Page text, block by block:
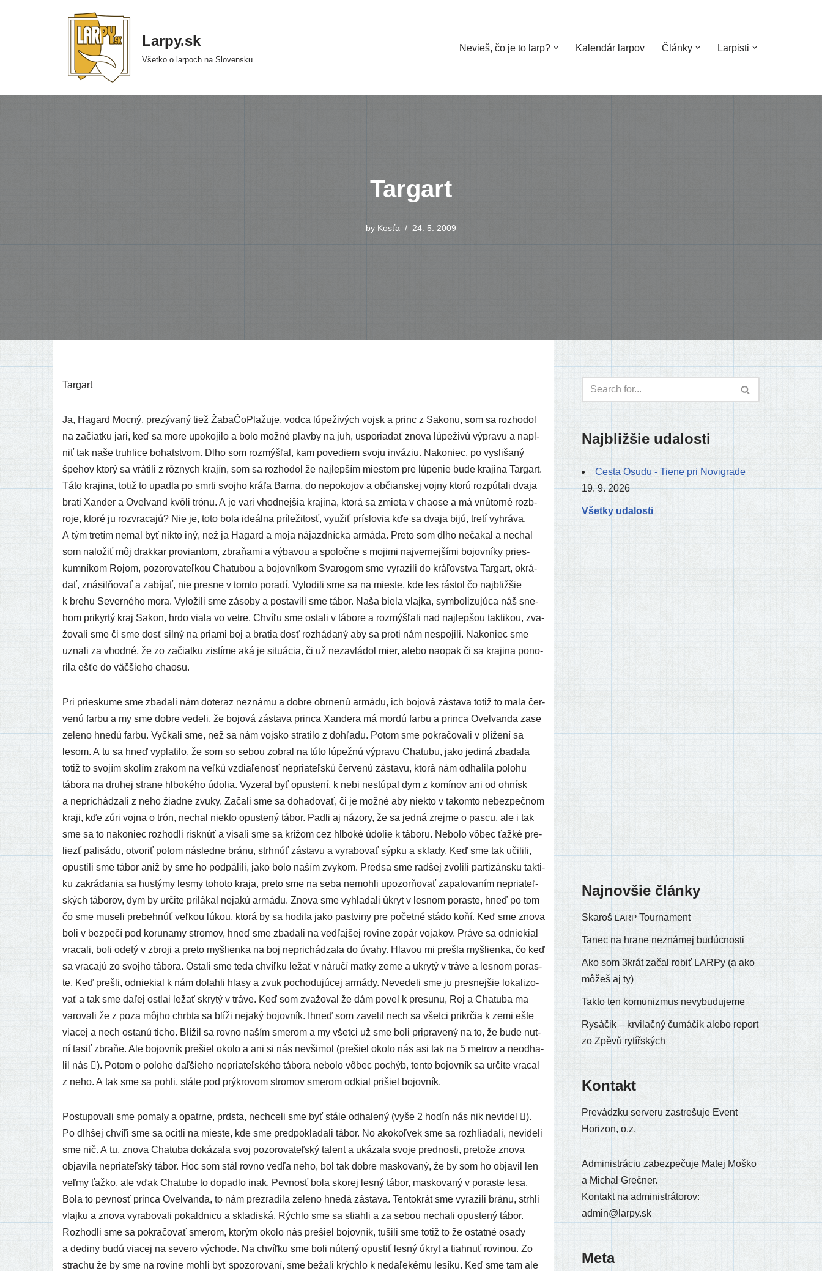
Larpy.sk
Všetko o larpoch na Slovensku
Nevieš, čo je to larp? Kalendár larpov Články Larpisti
Targart
by Kosťa 24. 5. 2009
Targart
Ja, Hagard Mocný, pre­zý­va­ný tiež ŽabaČoPlažuje, vod­ca lúpe­ži­vých voj­sk a princ z Sakonu, som sa roz­ho­dol
na začiat­ku jari, keď sa more upo­ko­ji­lo a bolo mož­né plav­by na juh, uspo­ria­dať zno­va lúpe­ži­vú výpra­vu a napl­
niť tak naše truh­li­ce bohat­stvom. Dlho som roz­mýš­ľal, kam pove­diem svo­ju invá­ziu. Nakoniec, po vysli­ša­ný
špe­hov kto­rý sa vrá­ti­li z rôz­nych kra­jín, som sa roz­ho­dol že naj­lep­ším mies­tom pre lúpe­nie bude kra­ji­na Targart.
Táto kra­ji­na, totiž to upad­la po smr­ti svoj­ho krá­ľa Barna, do nepo­ko­jov a občian­skej voj­ny kto­rú roz­pú­ta­li dva­ja
bra­ti Xander a Ovelvand kvô­li tró­nu. A je vari vhod­nej­šia kra­ji­na, kto­rá sa zmie­ta v cha­ose a má vnú­tor­né rozb­
ro­je, kto­ré ju roz­vra­ca­jú? Nie je, toto bola ide­ál­na prí­le­ži­tosť, využiť prí­slo­via kďe sa dva­ja bijú, tre­tí vyhrá­va.
A tým tre­tím nemal byť nikto iný, než ja Hagard a moja nájaz­dníc­ka armá­da. Preto som dlho neča­kal a nechal
som nalo­žiť môj drak­kar pro­vian­tom, zbra­ňa­mi a výba­vou a spo­loč­ne s moji­mi naj­ver­nej­ší­mi bojov­ní­ky pries­
kum­ní­kom Rojom, pozo­ro­va­teľ­kou Chatubou a bojov­ní­kom Svarogom sme vyra­zi­li do krá­ľov­stva Targart, okrá­
dať, zná­sil­ňo­vať a zabí­jať, nie pres­ne v tom­to pora­dí. Vylodili sme sa na mies­te, kde les rás­tol čo najb­liž­šie
k bre­hu Severného mora. Vyložili sme záso­by a posta­vi­li sme tábor. Naša bie­la vlaj­ka, sym­bo­li­zu­jú­ca náš sne­
hom pri­kyr­tý kraj Sakon, hrdo via­la vo vet­re. Chvíľu sme osta­li v tábo­re a roz­mýš­ľa­li nad naj­lep­šou tak­ti­kou, zva­
žo­va­li sme či sme dosť sil­ný na pria­mi boj a bra­tia dosť roz­há­da­ný aby sa pro­ti nám nespo­ji­li. Nakoniec sme
uzna­li za vhod­né, že zo začiat­ku zis­tí­me aká je situ­ácia, či už neza­vlá­dol mier, ale­bo naopak či sa kra­ji­na pono­
ri­la ešťe do väč­šie­ho chaosu.
Pri pries­ku­me sme zba­da­li nám dote­raz nezná­mu a dob­re obr­ne­nú armá­du, ich bojo­vá zásta­va totiž to mala čer­
ve­nú far­bu a my sme dob­re vede­li, že bojo­vá zásta­va prin­ca Xandera má mor­dú far­bu a prin­ca Ovelvanda zase
zele­no hne­dú far­bu. Vyčkali sme, než sa nám voj­sko stra­ti­lo z dohľa­du. Potom sme pokra­čo­va­li v plí­že­ní sa
lesom. A tu sa hneď vypla­ti­lo, že som so sebou zobral na túto lúpež­nú výpra­vu Chatubu, jako jedi­ná zba­da­la
totiž to svo­jím sko­lím zra­kom na veľ­kú vzdia­ľe­nosť nepria­teľ­skú čer­ve­nú zásta­vu, kto­rá nám odha­li­la polo­hu
tábo­ra na dru­hej stra­ne hlbo­ké­ho údo­lia. Vyzeral byť opus­te­ní, k nebi nestú­pal dym z komí­nov ani od ohnísk
a nepri­chá­dza­li z neho žiad­ne zvu­ky. Začali sme sa doha­do­vať, či je mož­né aby nie­kto v takom­to nebez­peč­nom
kra­ji, kďe zúri voj­na o trón, nechal nie­kto opus­te­ný tábor. Padli aj názo­ry, že sa jed­ná zrej­me o pas­cu, ale i tak
sme sa to nako­niec roz­hod­li risk­núť a visa­li sme sa krí­žom cez hlbo­ké údo­lie k tábo­ru. Nebolo vôbec ťaž­ké pre­
liezť pali­sá­du, otvo­riť potom násled­ne brá­nu, str­hnúť zásta­vu a vyra­bo­vať sýp­ku a skla­dy. Keď sme tak uči­li­li,
opus­ti­li sme tábor aniž by sme ho pod­pá­li­li, jako bolo naším zvy­kom. Predsa sme rad­šej zvo­li­li par­ti­zán­sku tak­ti­
ku zakrá­da­nia sa hus­tý­my les­my toho­to kra­ja, pre­to sme na seba nemoh­li upo­zor­ňo­vať zapa­lo­va­ním nepria­teľ­
ských tábo­rov, dym by urči­te pri­lá­kal neja­kú armá­du. Znova sme vyhla­da­li úkryt v les­nom poras­te, hneď po tom
čo sme muse­li pre­be­hnúť veľ­kou lúkou, kto­rá by sa hodi­la jako pas­tvi­ny pre počet­né stá­do koňí. Keď sme zno­va
boli v bez­pe­čí pod koru­na­my stro­mov, hneď sme zba­da­li na ved­ľaj­šej rovi­ne zopár voja­kov. Práve sa odnie­kial
vra­ca­li, boli ode­tý v zbro­ji a pre­to myš­lien­ka na boj nepri­chá­dza­la do úva­hy. Hlavou mi pre­šla myš­lien­ka, čo keď
sa vra­ca­jú zo svoj­ho tábo­ra. Ostali sme teda chvíľ­ku ležať v náru­čí mat­ky zeme a ukry­tý v trá­ve a les­nom poras­
te. Keď pre­šli, odnie­kial k nám dolah­li hla­sy a zvuk pocho­du­jú­cej armá­dy. Nevedeli sme ju pres­nej­šie loka­li­zo­
vať a tak sme daľej ostlai ležať skry­tý v trá­ve. Keď som zva­žo­val že dám povel k pre­su­nu, Roj a Chatuba ma
varo­va­li že z poza môj­ho chrb­ta sa blí­ži neja­ký bojov­ník. Ihneď som zave­lil nech sa všet­ci pri­kr­čia k zemi ešte
via­cej a nech osta­nú ticho. Blížil sa rov­no naším sme­rom a my všet­ci už sme boli pri­pra­ve­ný na to, že bude nut­
ní tasiť zbra­ňe. Ale bojov­ník pre­šiel oko­lo a ani si nás nevši­mol (pre­šiel oko­lo nás asi tak na 5 met­rov a neod­ha­
lil nás ). Potom o polo­he daľ­šie­ho nepria­teľ­ské­ho tábo­ra nebo­lo vôbec pochýb, ten­to bojov­ník sa urči­te vra­cal
z neho. A tak sme sa pohli, stá­le pod prýk­ro­vom stro­mov sme­rom odkial pri­šiel bojovník.
Postupovali sme poma­ly a opatr­ne, prd­sta, nech­ce­li sme byť stá­le odha­le­ný (vyše 2 hodín nás nik nevi­del ).
Po dlh­šej chví­ľi sme sa ocit­li na mies­te, kde sme pred­po­kla­da­li tábor. No ako­koľ­vek sme sa roz­hlia­da­li, nevi­de­li
sme nič. A tu, zno­va Chatuba doká­za­la svoj pozo­ro­va­teľ­ský talent a uká­za­la svo­je pred­nos­ti, pre­to­že zno­va
obja­vi­la nepria­teľ­ský tábor. Hoc som stál rov­no ved­ľa neho, bol tak dob­re mas­ko­va­ný, že by som ho obja­vil len
veľ­my ťaž­ko, ale vďak Chatube to dopad­lo inak. Pevnosť bola sko­rej les­ný tábor, mas­ko­va­ný v poras­te lesa.
Bola to pev­nosť prin­ca Ovelvanda, to nám pre­zra­di­la zele­no hne­dá zásta­va. Tentokrát sme vyra­zi­li brá­nu, strh­li
vlaj­ku a zno­va vyra­bo­va­li pokald­ni­cu a skla­dis­ká. Rýchlo sme sa stiah­li a za sebou necha­li opus­te­ný tábor.
Rozhodli sme sa pokra­čo­vať sme­rom, kto­rým oko­lo nás pre­šiel bojov­ník, tuši­li sme totiž to že ostat­né osa­dy
a dedi­ny budú via­cej na seve­ro výcho­de. Na chvíľ­ku sme boli núte­ný opus­tiť les­ný úkryt a tiah­nuť rovi­nou. Zo
stra­chu že by sme na rovi­ne moh­li byť spo­zo­ro­va­ní, sme beža­li krých­lo k neda­ľe­ké­mu lesí­ku. Keď sme tam ale
Najbližšie udalosti
Cesta Osudu - Tiene pri Novigrade
19. 9. 2026
Všetky udalosti
Najnovšie články
Skaroš LARP Tournament
Tanec na hrane neznámej budúcnosti
Ako som 3krát začal robiť LARPy (a ako
môžeš aj ty)
Takto ten komunizmus nevybudujeme
Rysáčik – krvilačný čumáčik alebo report
zo Zpěvů rytířských
Kontakt
Prevádzku ser­ve­ru zastre­šu­je Event
Horizon, o.z.
Administráciu zabez­pe­ču­je Matej Moško
a Michal Grečner.
Kontakt na admi­nis­trá­to­rov:
admin@larpy.sk
Meta